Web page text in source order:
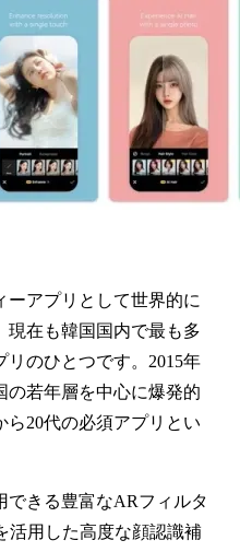
ーアプリとして世界的に
現在も韓国国内で最も多
リのひとつです。2015年
の若年層を中心に爆発的
ら20代の必須アプリとい
できる豊富なARフィルタ
活用した高度な顔認識補